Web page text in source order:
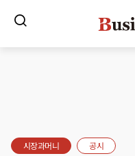
시장과머니 공시